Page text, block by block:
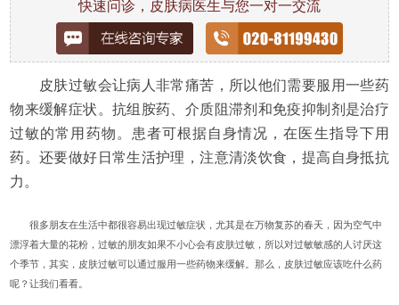
快速问诊，皮肤病医生与您一对一交流
皮肤过敏会让病人非常痛苦，所以他们需要服用一些药
物来缓解症状。抗组胺药、介质阻滞剂和免疫抑制剂是治疗
过敏的常用药物。患者可根据自身情况，在医生指导下用
药。还要做好日常生活护理，注意清淡饮食，提高自身抵抗
力。
很多朋友在生活中都很容易出现过敏症状，尤其是在万物复苏的春天，因为空气中
漂浮着大量的花粉，过敏的朋友如果不小心会有皮肤过敏，所以对过敏敏感的人讨厌这
个季节，其实，皮肤过敏可以通过服用一些药物来缓解。那么，皮肤过敏应该吃什么药
呢？让我们看看。